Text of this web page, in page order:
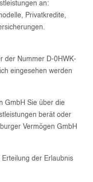
an:
Privatkredite,
der Nummer D-0HWK-
eingesehen werden
GmbH Sie über die
berät oder
Vermögen GmbH
der Erlaubnis